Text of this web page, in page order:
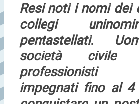
Resi noti i nomi dei
collegi
pentastellati.
società
professionisti
impegnati fino al